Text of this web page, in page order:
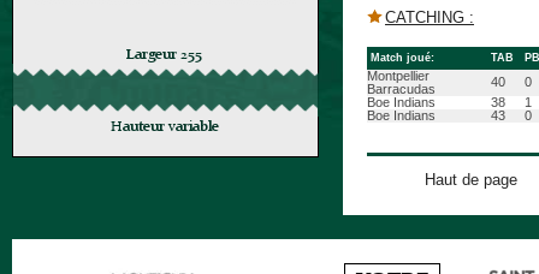
CATCHING :
Match joué: TAB PB
Montpellier
Barracudas
40
0
Boe Indians
38
1
Boe Indians
43 0
Haut de page